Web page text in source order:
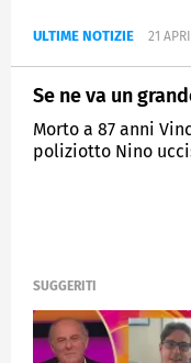
ULTIME NOTIZIE 21
Se ne va un
Morto a 87 anni
poliziotto Nino
SUGGERITI